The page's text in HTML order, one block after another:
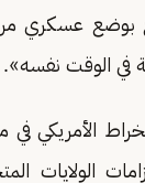
بوضع عسكري
في الوقت نفسه».
الأمريكي في
الولايات